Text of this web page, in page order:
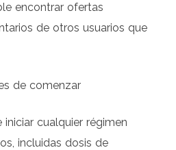
encontrar ofertas
de otros usuarios que
de comenzar
cualquier régimen
incluidas dosis de